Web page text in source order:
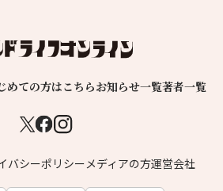
めての方はこちらお知らせ一覧著者一覧
バシーポリシーメディアの方運営会社